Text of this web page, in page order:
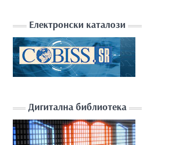
Електронски каталози
Дигитална библиотека